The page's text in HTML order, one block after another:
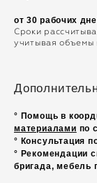
от 30 рабочих
Сроки
учитывая объемы
° Помощь в
материалами по
° Консультация
° Рекомендации
бригада, мебель